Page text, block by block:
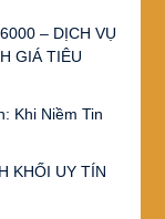
– DỊCH VỤ
GIÁ TIÊU
Khi Niềm Tin
KHỐI UY TÍN